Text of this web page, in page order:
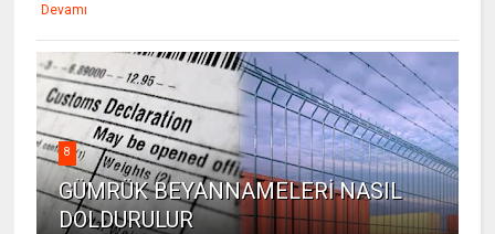
Devamı
8
GÜMRÜK BEYANNAMELERİ NASIL
DOLDURULUR